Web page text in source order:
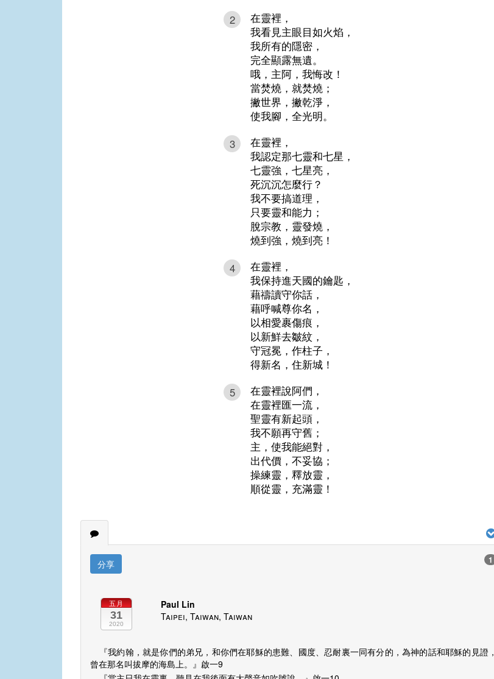
2
在靈裡，
我看見主眼目如火焰，
我所有的隱密，
完全顯露無遺。
哦，主阿，我悔改！
當焚燒，就焚燒；
撇世界，撇乾淨，
使我腳，全光明。
3
在靈裡，
我認定那七靈和七星，
七靈強，七星亮，
死沉沉怎麼行？
我不要搞道理，
只要靈和能力；
脫宗教，靈發燒，
燒到強，燒到亮！
4
在靈裡，
我保持進天國的鑰匙，
藉禱讀守你話，
藉呼喊尊你名，
以相愛裹傷痕，
以新鮮去皺紋，
守冠冕，作柱子，
得新名，住新城！
5
在靈裡說阿們，
在靈裡匯一流，
聖靈有新起頭，
我不願再守舊；
主，使我能絕對，
出代價，不妥協；
操練靈，釋放靈，
順從靈，充滿靈！
分享 1
五月
31
2020
Paul Lin
Taipei, Taiwan, Taiwan
『我約翰，就是你們的弟兄，和你們在耶穌的患難、國度、忍耐裏一同有分的，為神的話和耶穌的見證，
曾在那名叫拔摩的海島上。』啟一9